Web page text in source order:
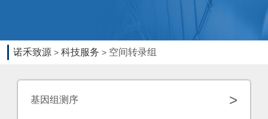
检
生
诺禾致源 >科技服务 > 空间转录组
基因组测序 >